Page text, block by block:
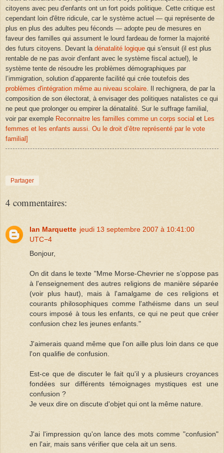
citoyens avec peu d'enfants ont un fort poids politique. Cette critique est
cependant loin d'être ridicule, car le système actuel — qui représente de
plus en plus des adultes peu féconds — adopte peu de mesures en
faveur des familles qui assument le lourd fardeau de former la majorité
des futurs citoyens. Devant la dénatalité logique qui s'ensuit (il est plus
rentable de ne pas avoir d'enfant avec le système fiscal actuel), le
système tente de résoudre les problèmes démographiques par
l’immigration, solution d’apparente facilité qui crée toutefois des
problèmes d'intégration même au niveau scolaire . Il rechignera, de par la
composition de son électorat, à envisager des politiques natalistes ce qui
ne peut que prolonger ou empirer la dénatalité. Sur le suffrage familial,
voir par exemple Reconnaitre les familles comme un corps social et Les
femmes et les enfants aussi. Ou le droit d’être représenté par le vote
familial]
Partager
4 commentaires:
Ian Marquette jeudi 13 septembre 2007 à 10:41:00
UTC−4
Bonjour,
On dit dans le texte "Mme Morse-Chevrier ne s’oppose pas
à l'enseignement des autres religions de manière séparée
(voir plus haut), mais à l'amalgame de ces religions et
courants philosophiques comme l'athéisme dans un seul
cours imposé à tous les enfants, ce qui ne peut que créer
confusion chez les jeunes enfants."
J'aimerais quand même que l'on aille plus loin dans ce que
l'on qualifie de confusion.
Est-ce que de discuter le fait qu'il y a plusieurs croyances
fondées sur différents témoignages mystiques est une
confusion ?
Je veux dire on discute d'objet qui ont la même nature.
J'ai l'impression qu'on lance des mots comme "confusion"
en l'air, mais sans vérifier que cela ait un sens.